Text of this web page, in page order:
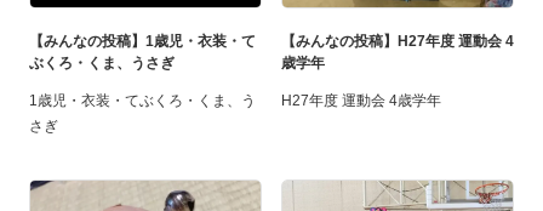
【みんなの投稿】1歳児・衣装・て
ぶくろ・くま、うさぎ
1歳児・衣装・てぶくろ・くま、う
さぎ
【みんなの投稿】H27年度 運動会 4
歳学年
H27年度 運動会 4歳学年